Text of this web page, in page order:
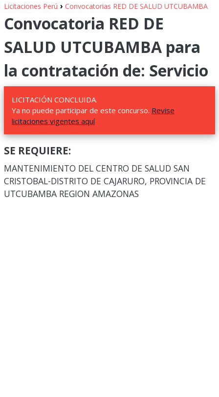
Licitaciones Perú › Convocatorias RED DE SALUD UTCUBAMBA
Convocatoria RED DE
SALUD UTCUBAMBA para
la contratación de: Servicio
LICITACIÓN CONCLUIDA.
Ya no puede participar de este concurso. Revise
licitaciones vigentes aquí
SE REQUIERE:
MANTENIMIENTO DEL CENTRO DE SALUD SAN
CRISTOBAL-DISTRITO DE CAJARURO, PROVINCIA DE
UTCUBAMBA REGION AMAZONAS